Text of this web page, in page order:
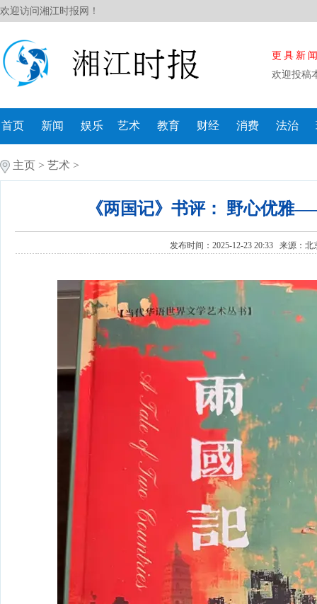
欢迎访问湘江时报网！
更具新
欢迎投稿
首页 新闻 娱乐 艺术 教育 财经 消费 法治
主页 > 艺术 >
《两国记》书评： 野心优雅
发布时间：2025-12-23 20:33 来源： 北